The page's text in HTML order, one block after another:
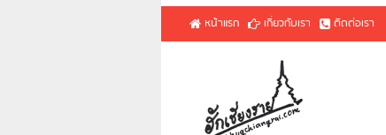
หน้าแรก เกี่ยวกับเรา ติดต่อเรา